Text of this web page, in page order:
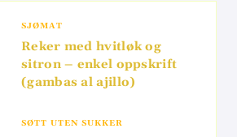
SJØMAT
Reker med hvitløk og
sitron – enkel oppskrift
(gambas al ajillo)
SØTT UTEN SUKKER